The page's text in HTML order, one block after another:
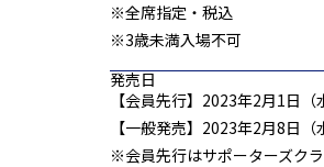
※全席指定・税込
※3歳未満入場不可
発売日
【会員先行】2023年2月1日（
【一般発売】2023年2月8日（
※会員先行はサポーターズク